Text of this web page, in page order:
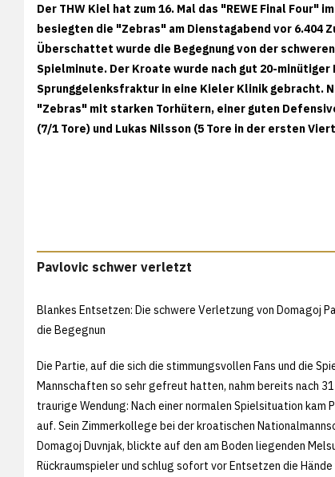
Der THW Kiel hat zum 16. Mal das "REWE Final
besiegten die "Zebras" am Dienstagabend vor 6.404
Überschattet wurde die Begegnung von der
Spielminute. Der Kroate wurde nach gut 20-
Sprunggelenksfraktur in eine Kieler Klinik gebracht.
"Zebras" mit starken Torhütern, einer guten
(7/1 Tore) und Lukas Nilsson (5 Tore in der ersten
Pavlovic schwer verletzt
Blankes Entsetzen: Die schwere Verletzung von Domagoj
die Begegnun
Die Partie, auf die sich die stimmungsvollen Fans und die
Mannschaften so sehr gefreut hatten, nahm bereits nach 31
traurige Wendung: Nach einer normalen Spielsituation kam
auf. Sein Zimmerkollege bei der kroatischen
Domagoj Duvnjak, blickte auf den am Boden liegenden
Rückraumspieler und schlug sofort vor Entsetzen die Hände